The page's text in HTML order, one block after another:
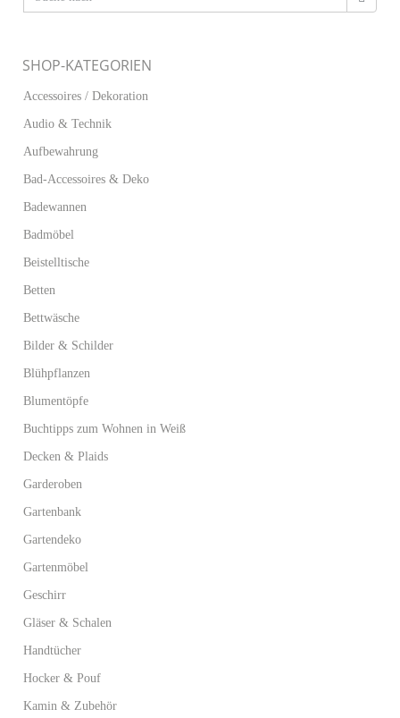
SHOP-KATEGORIEN
Accessoires / Dekoration
Audio & Technik
Aufbewahrung
Bad-Accessoires & Deko
Badewannen
Badmöbel
Beistelltische
Betten
Bettwäsche
Bilder & Schilder
Blühpflanzen
Blumentöpfe
Buchtipps zum Wohnen in Weiß
Decken & Plaids
Garderoben
Gartenbank
Gartendeko
Gartenmöbel
Geschirr
Gläser & Schalen
Handtücher
Hocker & Pouf
Kamin & Zubehör